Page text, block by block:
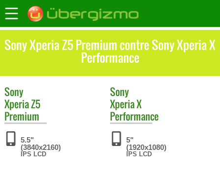
Sony Xperia Z5 Premium contre Sony Xperia X
Performance
Sony
Xperia Z5
Premium
5.5"
(3840x2160)
IPS LCD
Sony
Xperia X
Performance
5"
(1920x1080)
IPS LCD